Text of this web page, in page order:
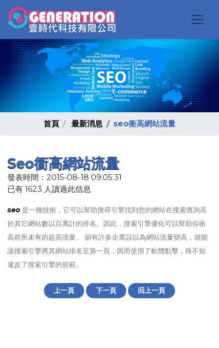
首頁 最新消息 seo衝高網站流量
Seo衝高網站流量
發表時間：2015-08-18 09:05:31
已有 1623 人讀過此信息
seo 是一種技術，它可以幫助搜尋引擎找到您的網站在搜索查詢高
於其它網站數以百萬計的排名。因此，搜索引擎優化可以幫助你衝
高前所未有的超高流量。 卻有許多企業誤以為網站流量變高，就能
讓搜索引擎將其網站排名至第一頁，因而使用了軟體點擊，殊不知
違反了搜索引擎的規範。
上一頁 下一頁 回上一頁